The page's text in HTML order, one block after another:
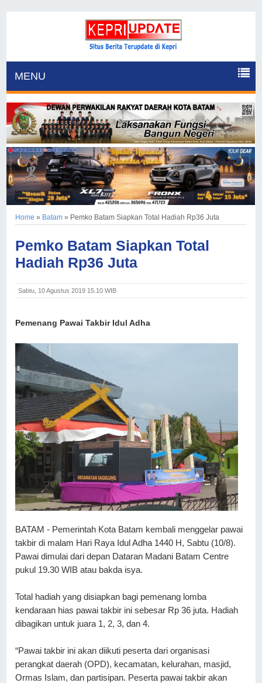
MENU
Home » Batam » Pemko Batam Siapkan Total Hadiah Rp36 Juta
Pemko Batam Siapkan Total
Hadiah Rp36 Juta
Sabtu, 10 Agustus 2019 15.10 WIB
Pemenang Pawai Takbir Idul Adha
BATAM - Pemerintah Kota Batam kembali menggelar pawai
takbir di malam Hari Raya Idul Adha 1440 H, Sabtu (10/8).
Pawai dimulai dari depan Dataran Madani Batam Centre
pukul 19.30 WIB atau bakda isya.
Total hadiah yang disiapkan bagi pemenang lomba
kendaraan hias pawai takbir ini sebesar Rp 36 juta. Hadiah
dibagikan untuk juara 1, 2, 3, dan 4.
“Pawai takbir ini akan diikuti peserta dari organisasi
perangkat daerah (OPD), kecamatan, kelurahan, masjid,
Ormas Islam, dan partisipan. Peserta pawai takbir akan